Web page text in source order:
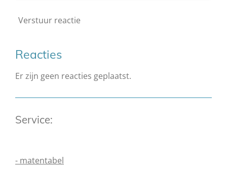
Verstuur reactie
Reacties
Er zijn geen reacties geplaatst.
Service:
- matentabel